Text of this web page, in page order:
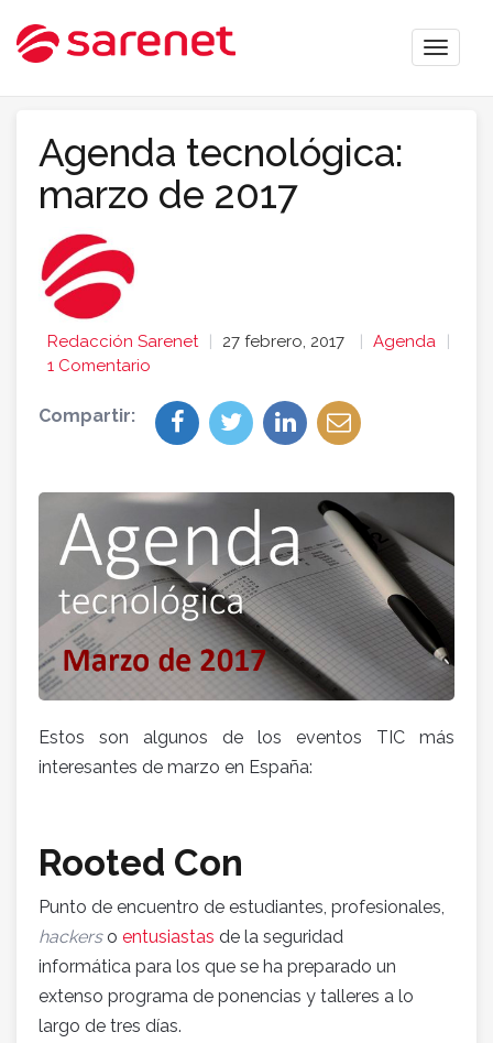
Toggle
Agenda tecnológica:
marzo de 2017
Redacción Sarenet 27 febrero, 2017
Agenda
1 Comentario
Compartir:
Estos son algunos de los eventos TIC más
interesantes de marzo en España:
Rooted Con
Punto de encuentro de estudiantes, profesionales,
hackerso entusiastas de la seguridad
informática para los que se ha preparado un
extenso programa de ponencias y talleres a lo
largo de tres días.